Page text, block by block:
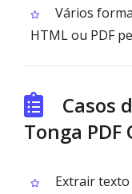
Vários
HTML ou PDF
Casos
Tonga PDF
Extrair texto